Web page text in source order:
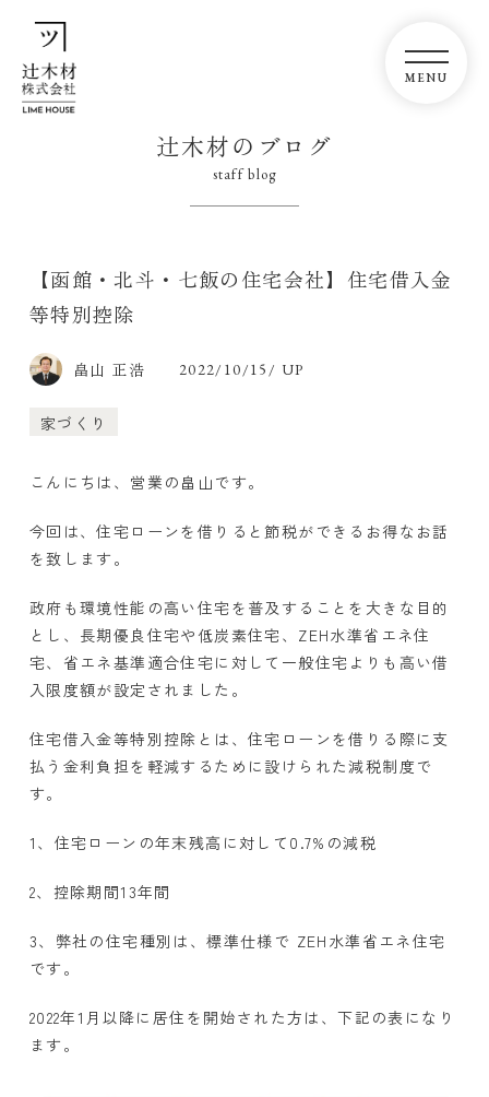
辻木材のブログ
staff blog
【函館・北斗・七飯の住宅会社】住宅借入金
等特別控除
畠山 正浩 2022/10/15/ UP
家づくり
こんにちは、営業の畠山です。
今回は、住宅ローンを借りると節税ができるお得なお話
を致します。
政府も環境性能の高い住宅を普及することを大きな目的
とし、長期優良住宅や低炭素住宅、ZEH水準省エネ住
宅、省エネ基準適合住宅に対して一般住宅よりも高い借
入限度額が設定されました。
住宅借入金等特別控除とは、住宅ローンを借りる際に支
払う金利負担を軽減するために設けられた減税制度で
す。
1 、住宅ローンの年末残高に対して 0.7% の減税
2、控除期間13年間
3、弊社の住宅種別は、標準仕様で ZEH水準省エネ住宅
です。
2022年1月以降に居住を開始された方は、下記の表になり
ます。